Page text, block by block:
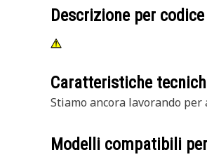
Descrizione per codice
Caratteristiche
Stiamo ancora lavorando
Modelli compatibili